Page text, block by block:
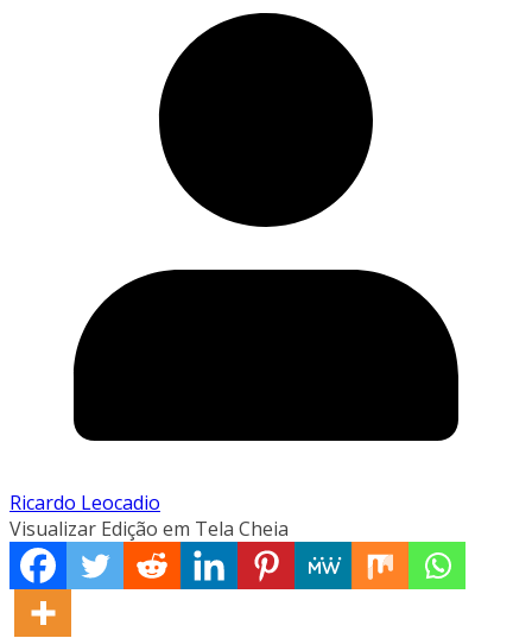
Ricardo Leocadio
Visualizar Edição em Tela Cheia